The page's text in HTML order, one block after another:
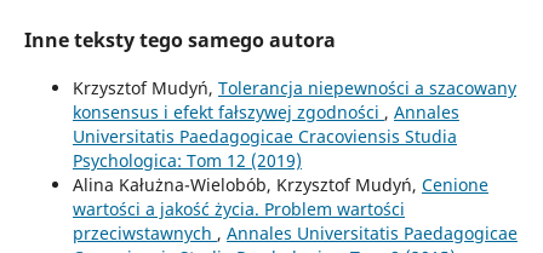
Inne teksty tego samego autora
Krzysztof Mudyń, Tolerancja niepewności a szacowany
konsensus i efekt fałszywej zgodności , Annales
Universitatis Paedagogicae Cracoviensis Studia
Psychologica: Tom 12 (2019)
Alina Kałużna-Wielobób, Krzysztof Mudyń, Cenione
wartości a jakość życia. Problem wartości
przeciwstawnych , Annales Universitatis Paedagogicae